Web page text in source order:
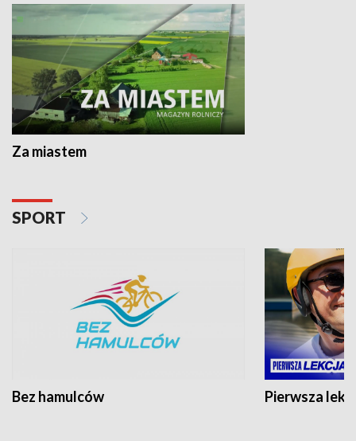
Za miastem
SPORT
Bez hamulców Pierwsza